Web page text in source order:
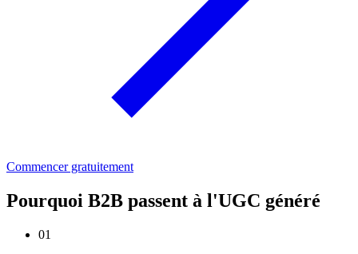
Commencer gratuitement
Pourquoi B2B passent à l'UGC généré
01